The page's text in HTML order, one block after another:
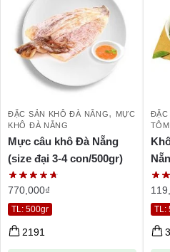
ĐẶC SẢN KHÔ ĐÀ NẴNG,
MỰC
KHÔ ĐÀ NẴNG
Mực câu khô Đà Nẵng
(size đại 3-4 con/500gr)
770,000₫
TL: 500gr
2191
ĐẶC
TL: